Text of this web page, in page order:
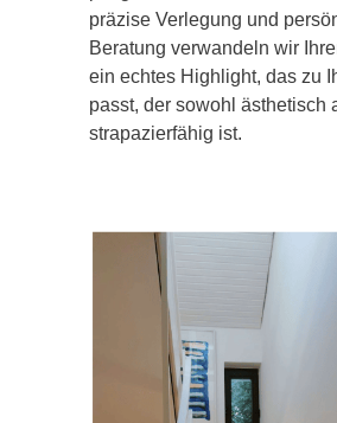
präzise Verlegung und
Beratung verwandeln wir
ein echtes Highlight, das zu
passt, der sowohl ästhetisch
strapazierfähig ist.